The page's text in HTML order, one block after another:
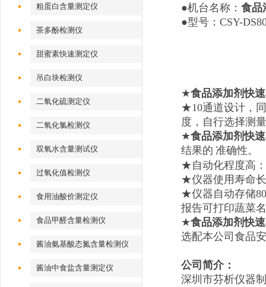
粗蛋白含量测定仪
茶多酚检测仪
甜蜜素快速测定仪
吊白块检测仪
二氧化硫测定仪
二氧化氯检测仪
双氧水含量测试仪
过氧化值检测仪
食用油酸价测定仪
食品甲醛含量检测仪
酱油氨基酸态氮含量检测仪
酱油中食盐含量测定仪
●机台名称： 食品
●型号：CSY-
★食品添加剂快
★10通道设计，
度，自行选择测
★食品添加剂快
结果的 准确性。
★自动化程度高
★仪器使用寿命
★仪器自动存储
报告可打印蔬菜
★食品添加剂快
选配本公司食品
公司简介：
深圳市芬析仪器